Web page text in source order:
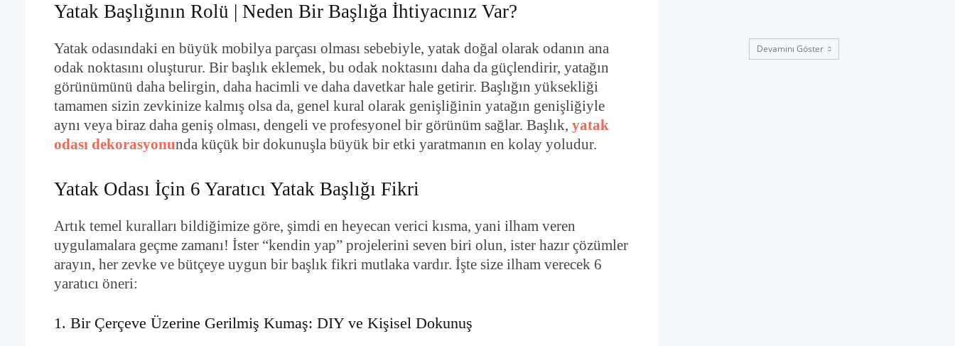
Yatak Başlığının Rolü | Neden Bir Başlığa İhtiyacınız Var?
Yatak odasındaki en büyük mobilya parçası olması sebebiyle, yatak doğal olarak odanın ana
odak noktasını oluşturur. Bir başlık eklemek, bu odak noktasını daha da güçlendirir, yatağın
görünümünü daha belirgin, daha hacimli ve daha davetkar hale getirir. Başlığın yüksekliği
tamamen sizin zevkinize kalmış olsa da, genel kural olarak genişliğinin yatağın genişliğiyle
aynı veya biraz daha geniş olması, dengeli ve profesyonel bir görünüm sağlar. Başlık, yatak
odası dekorasyonunda küçük bir dokunuşla büyük bir etki yaratmanın en kolay yoludur.
Yatak Odası İçin 6 Yaratıcı Yatak Başlığı Fikri
Artık temel kuralları bildiğimize göre, şimdi en heyecan verici kısma, yani ilham veren
uygulamalara geçme zamanı! İster “kendin yap” projelerini seven biri olun, ister hazır çözümler
arayın, her zevke ve bütçeye uygun bir başlık fikri mutlaka vardır. İşte size ilham verecek 6
yaratıcı öneri:
1. Bir Çerçeve Üzerine Gerilmiş Kumaş: DIY ve Kişisel Dokunuş
Devamını Göster